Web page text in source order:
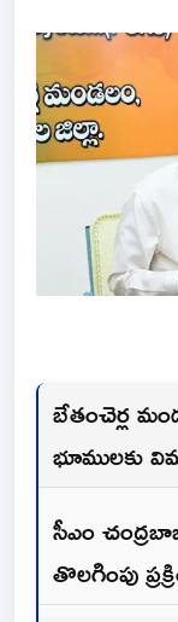
బేతంచెర్ల
భూములకు
సీఎం
తొలగింపు